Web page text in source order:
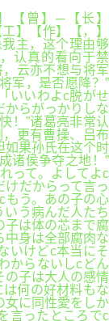
曾】─【长】
】【作】【，】
主，这个理由够
认真的看向于禁
云亦不想与将军
军，是否愿降？”
いいわよc脱がせ
からがっかりしな
”诸葛亮非常认
更有曹操、吕布
如果孙氏在这个时
诸侯争夺之地！”
って。よしてよc
けだからって言っ
もう。あの子の心
いう病んだ人たち
子は体の芯まで腐
中身は全部腐肉な
いけどc本当にそ
からないしcどん
の子は大人の感情
何の好材料もな
女に同性愛をしか
言ったところでc